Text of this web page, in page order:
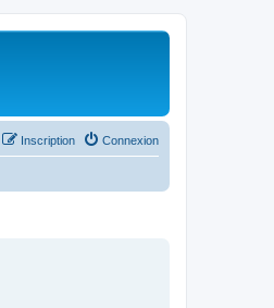
Connexion
Inscription